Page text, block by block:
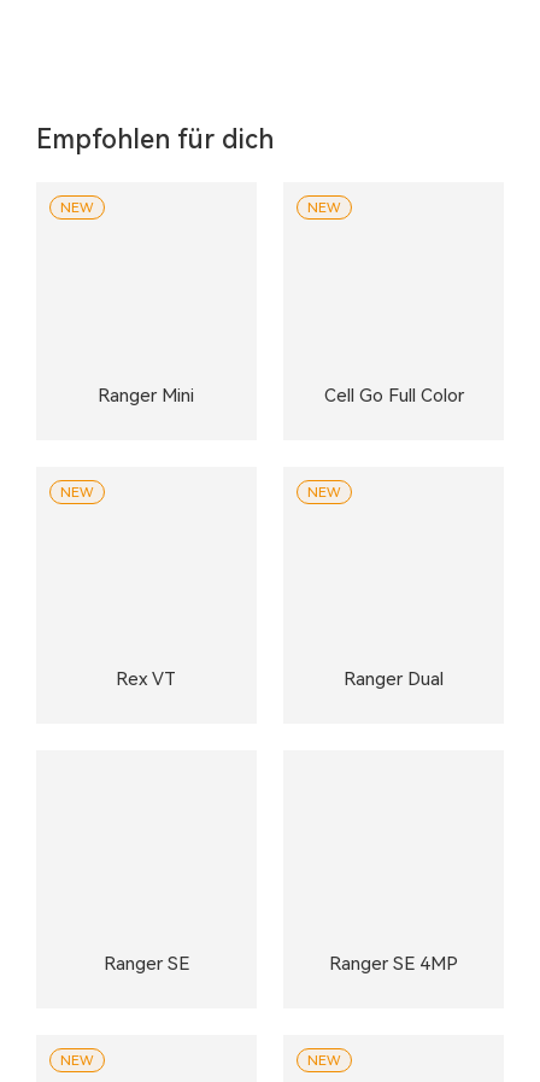
Empfohlen für dich
Ranger Mini
NEW
Cell Go Full Color
NEW
Rex VT
NEW
Ranger Dual
NEW
Ranger SE Ranger SE 4MP
NEW NEW